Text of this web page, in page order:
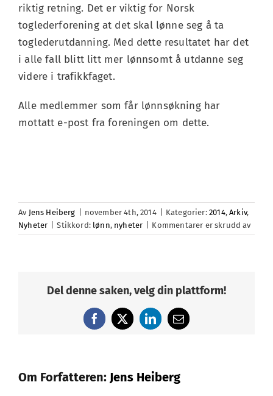
riktig retning. Det er viktig for Norsk
toglederforening at det skal lønne seg å ta
toglederutdanning. Med dette resultatet har det
i alle fall blitt litt mer lønnsomt å utdanne seg
videre i trafikkfaget.
Alle medlemmer som får lønnsøkning har
mottatt e-post fra foreningen om dette.
Av Jens Heiberg november 4th, 2014 Kategorier:2014,Arkiv,
Nyheter
Stikkord: lønn, nyheter Kommentarer er skrudd avfor
Del denne saken, velg din plattform!
Facebook
X LinkedIn
E-
Om Forfatteren: Jens Heiberg